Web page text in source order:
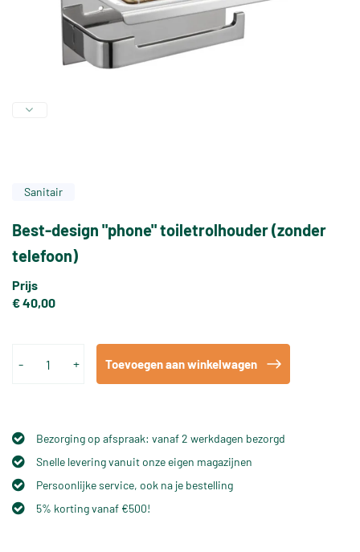
Sanitair
Best-design "phone" toiletrolhouder (zonder
telefoon)
Prijs
€ 40,00
- + Toevoegen aan winkelwagen
Bezorging op afspraak: vanaf 2 werkdagen bezorgd
Snelle levering vanuit onze eigen magazijnen
Persoonlijke service, ook na je bestelling
5% korting vanaf €500!